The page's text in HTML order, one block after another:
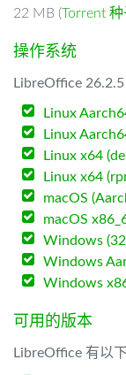
22 MB (Torrent 种
操作系统
LibreOffice
Linux
Linux
Linux x64
Linux x64
macOS
macOS
Windows
Windows
Windows
可用的版本
LibreOffice 有以